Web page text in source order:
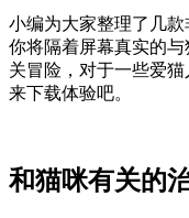
小编为大家整理了几
你将隔着屏幕真实的
关冒险，对于一些爱
来下载体验吧。
和猫咪有关的